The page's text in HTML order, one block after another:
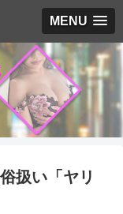
MENU
扱い「ヤリ